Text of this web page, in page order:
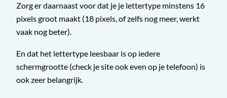
Zorg er daarnaast voor dat je je lettertype minstens 16
pixels groot maakt (18 pixels, of zelfs nog meer, werkt
vaak nog beter).
En dat het lettertype leesbaar is op iedere
schermgrootte (check je site ook even op je telefoon) is
ook zeer belangrijk.